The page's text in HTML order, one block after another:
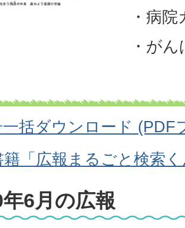
・病
・が
一括ダウンロード (PDF
籍「広報まるごと検索
6月の広報